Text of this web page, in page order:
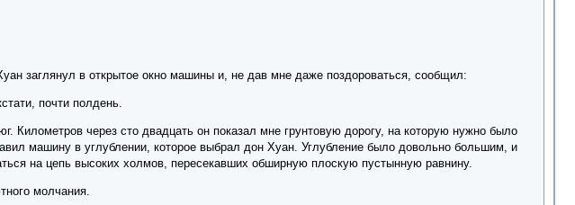
заглянул в открытое окно машины и, не дав мне даже поздороваться, сообщил:
почти полдень.
Километров через сто двадцать он показал мне грунтовую дорогу, на которую нужно было
машину в углублении, которое выбрал дон Хуан. Углубление было довольно большим, и
на цепь высоких холмов, пересекавших обширную плоскую пустынную равнину.
молчания.